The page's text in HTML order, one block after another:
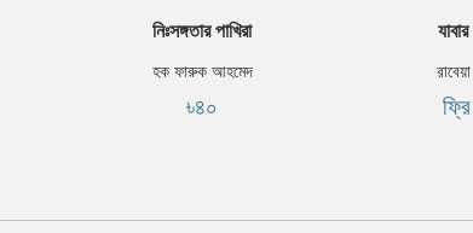
নিঃসঙ্গতার পাখিরা
হক ফারুক আহমেদ
৳৪০